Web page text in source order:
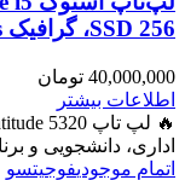
SSD 256، گرافیک Iris
40,000,000 تومان
اطلاعات بیشتر
اداری، دانشجویی و
اتمام موجودیفوجیتسو